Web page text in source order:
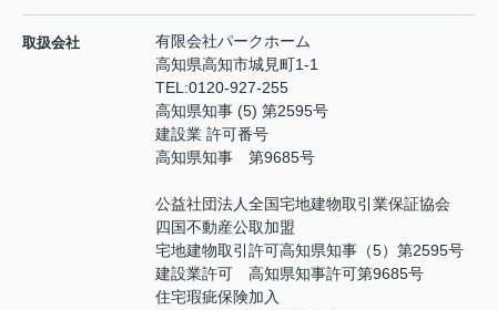
取扱会社
有限会社パークホーム
高知県高知市城見町1-1
TEL:0120-927-255
高知県知事 (5) 第2595号
建設業 許可番号
高知県知事 第9685号
公益社団法人全国宅地建物取引業保証協会
四国不動産公取加盟
宅地建物取引許可高知県知事（5）第2595号
建設業許可 高知県知事許可第9685号
住宅瑕疵保険加入